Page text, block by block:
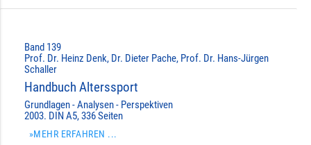
Band 139
Prof. Dr. Heinz Denk, Dr. Dieter Pache, Prof. Dr. Hans-Jürgen
Schaller
Handbuch Alterssport
Grundlagen - Analysen - Perspektiven
2003. DIN A5, 336 Seiten
»MEHR ERFAHREN ...